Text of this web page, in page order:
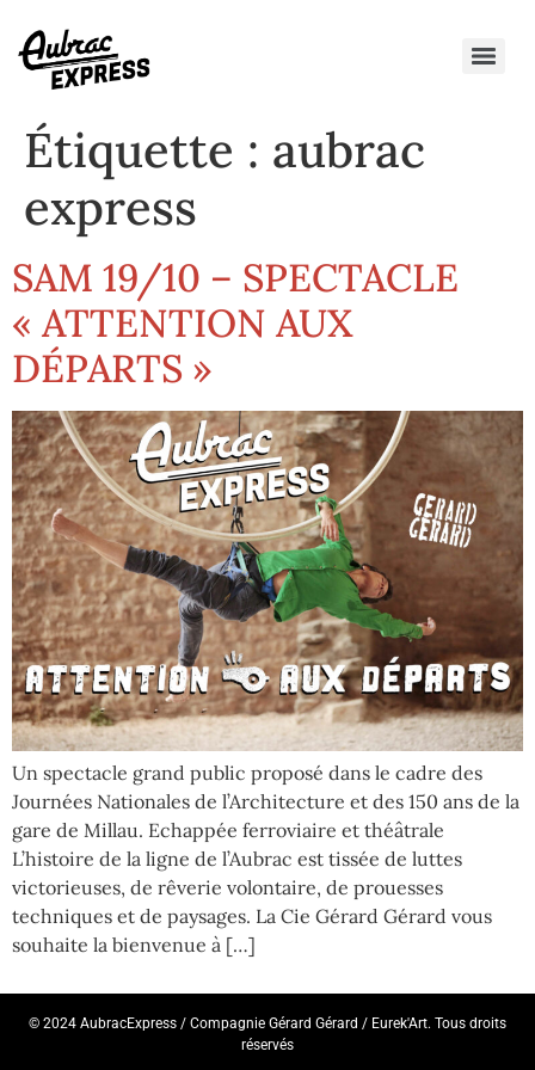
Étiquette : aubrac
express
SAM 19/10 – SPECTACLE
« ATTENTION AUX
DÉPARTS »
Un spectacle grand public proposé dans le cadre des
Journées Nationales de l’Architecture et des 150 ans de la
gare de Millau. Echappée ferroviaire et théâtrale
L’histoire de la ligne de l’Aubrac est tissée de luttes
victorieuses, de rêverie volontaire, de prouesses
techniques et de paysages. La Cie Gérard Gérard vous
souhaite la bienvenue à […]
© 2024 AubracExpress / Compagnie Gérard Gérard / Eurek'Art. Tous droits
réservés